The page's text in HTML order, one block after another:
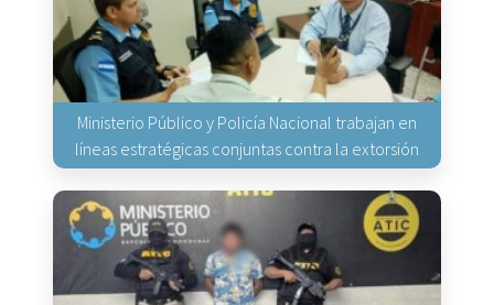
Ministerio Público y Policía Nacional trabajan en
líneas estratégicas conjuntas contra la extorsión